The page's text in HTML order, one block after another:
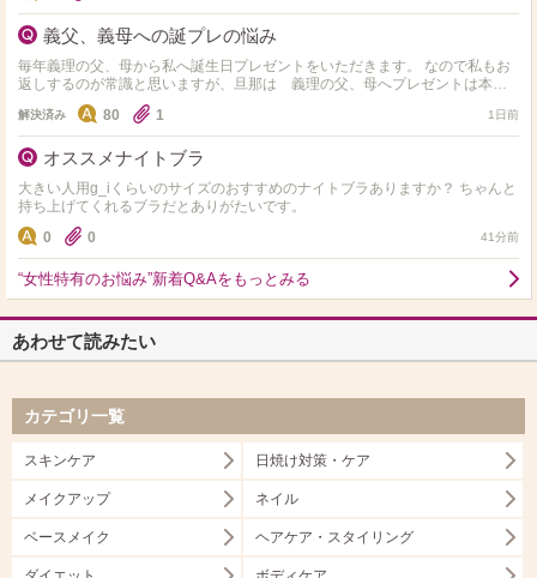
義父、義母への誕プレの悩み
毎年義理の父、母から私へ誕生日プレゼントをいただきます。 なので私もお
返しするのが常識と思いますが、旦那は 義理の父、母へプレゼントは本当
解決済み 80 1 1日前
オススメナイトブラ
大きい人用g_iくらいのサイズのおすすめのナイトブラありますか？ ちゃんと
持ち上げてくれるブラだとありがたいです。
0
0 41分前
“女性特有のお悩み”新着Q&Aをもっとみる
あわせて読みたい
カテゴリ一覧
スキンケア 日焼け対策・ケア
メイクアップ ネイル
ベースメイク ヘアケア・スタイリング